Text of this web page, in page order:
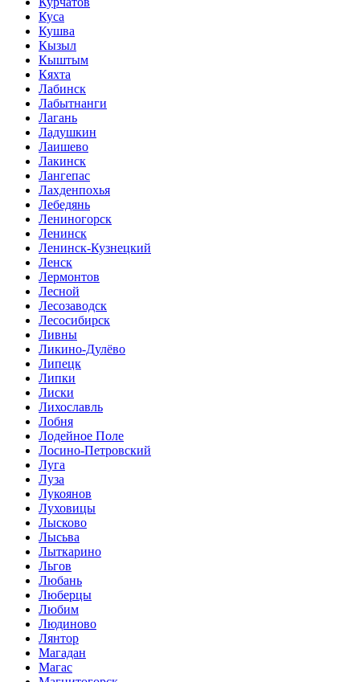
Куса
Кушва
Кызыл
Кыштым
Кяхта
Лабинск
Лабытнанги
Лагань
Ладушкин
Лаишево
Лакинск
Лангепас
Лахденпохья
Лебедянь
Лениногорск
Ленинск
Ленинск-Кузнецкий
Ленск
Лермонтов
Лесной
Лесозаводск
Лесосибирск
Ливны
Ликино-Дулёво
Липецк
Липки
Лиски
Лихославль
Лобня
Лодейное Поле
Лосино-Петровский
Луга
Луза
Лукоянов
Луховицы
Лысково
Лысьва
Лыткарино
Льгов
Любань
Люберцы
Любим
Людиново
Лянтор
Магадан
Магас